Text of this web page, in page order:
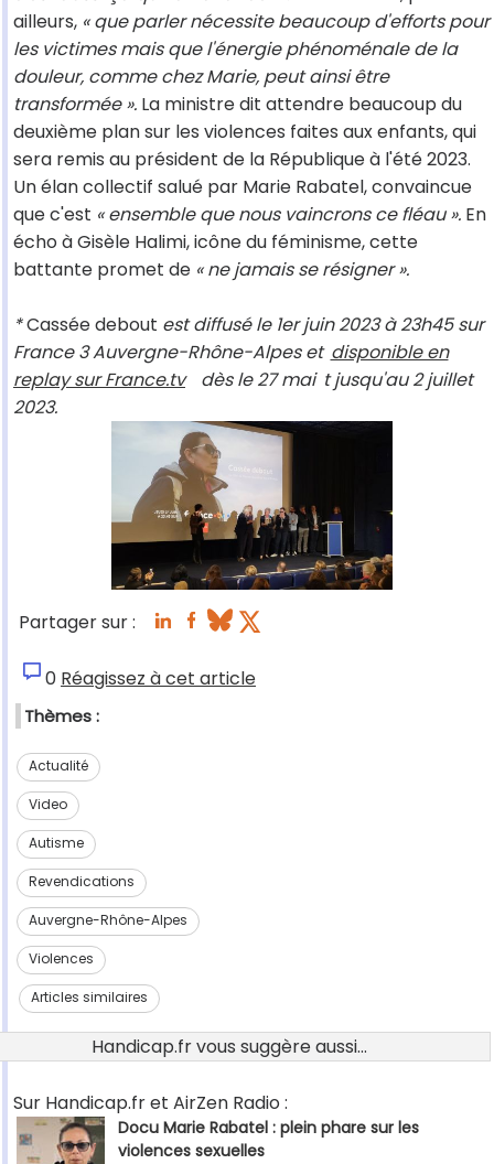
ailleurs, « que parler nécessite beaucoup d'efforts pour
les victimes mais que l'énergie phénoménale de la
douleur, comme chez Marie, peut ainsi être
transformée ». La ministre dit attendre beaucoup du
deuxième plan sur les violences faites aux enfants, qui
sera remis au président de la République à l'été 2023.
Un élan collectif salué par Marie Rabatel, convaincue
que c'est « ensemble que nous vaincrons ce fléau ». En
écho à Gisèle Halimi, icône du féminisme, cette
battante promet de « ne jamais se résigner ».
*Cassée debout est diffusé le 1er juin 2023 à 23h45 sur
France 3 Auvergne-Rhône-Alpes et disponible en
replay sur France.tv
dès le 27 mai t jusqu'au 2 juillet
2023.
Partager sur :
0 Réagissez à cet article
Thèmes :
Actualité
Video
Autisme
Revendications
Auvergne-Rhône-Alpes
Violences
Articles similaires
Handicap.fr vous suggère aussi...
Sur Handicap.fr et AirZen Radio :
Docu Marie Rabatel : plein phare sur les
violences sexuelles